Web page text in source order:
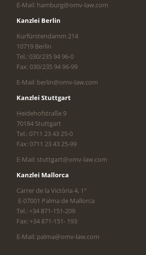
E-Mail: hamburg@omv-law.com
Kanzlei Berlin
Kurfürstendamm 214
10719 Berlin
Tel.: 030/235 94 96-0
Fax: 030/235 94 96-99
E-Mail: berlin@omv-law.com
Kanzlei Stuttgart
Heidehofstraße 9
70184 Stuttgart
Tel.: 0711 23 43 25-0
Fax: 0711 23 43 25-99
E-Mail: stuttgart@omv-law.com
Kanzlei Mallorca
Carrer de la Victòria 4, 1°
E-07001 Palma de Mallorca
Tel.: +34 871-151-209
Fax: +34 871-151- 193
E-Mail: palma@omv-law.com